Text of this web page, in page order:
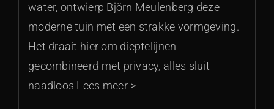
water, ontwierp Björn Meulenberg deze
moderne tuin met een strakke vormgeving.
Het draait hier om dieptelijnen
gecombineerd met privacy, alles sluit
naadloos Lees meer >